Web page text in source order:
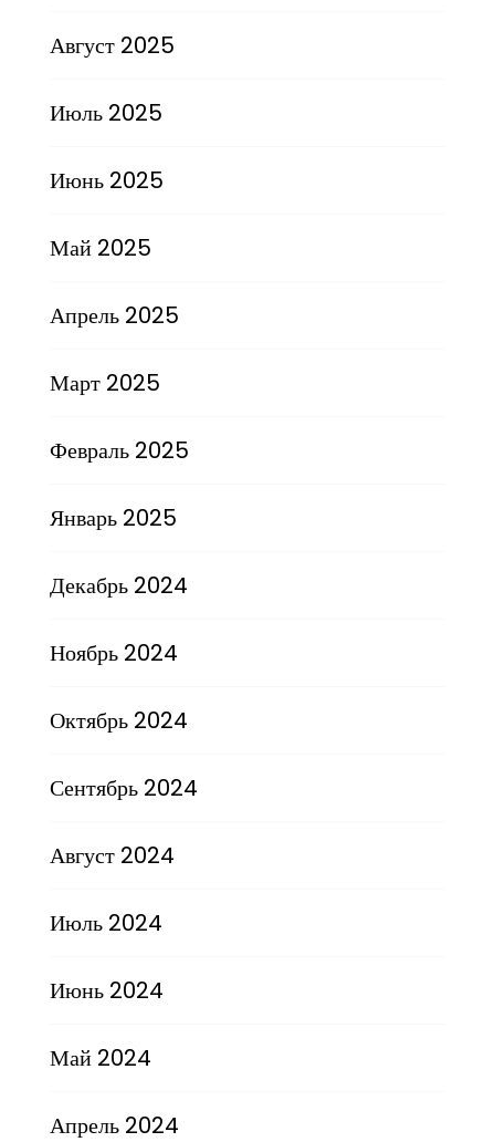
Август 2025
Июль 2025
Июнь 2025
Май 2025
Апрель 2025
Март 2025
Февраль 2025
Январь 2025
Декабрь 2024
Ноябрь 2024
Октябрь 2024
Сентябрь 2024
Август 2024
Июль 2024
Июнь 2024
Май 2024
Апрель 2024